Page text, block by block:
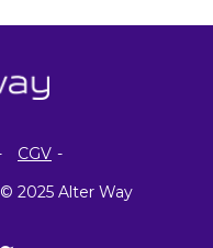
CGV
© 2025 Alter Way